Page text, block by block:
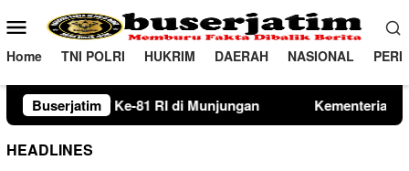
ke
konten
Menu
Mobile
Home TNI POLRI HUKRIM DAERAH NASIONAL
Buserjatim
di Munjungan Kementerian PU Verifikasi Lahan
HEADLINES